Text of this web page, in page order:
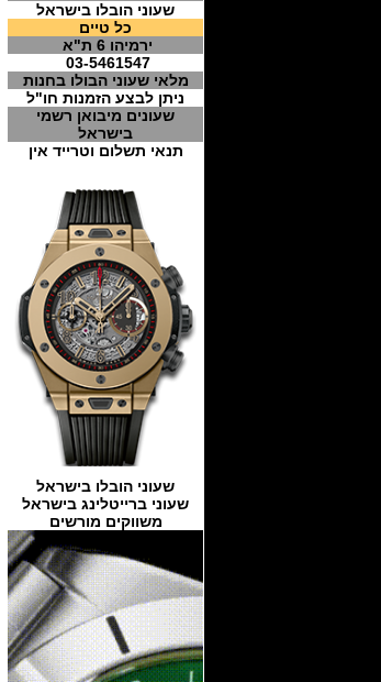
שעוני הובלו בישראל
כל טיים
ירמיהו 6 ת"א
03-5461547
מלאי שעוני הבולו בחנות
ניתן לבצע הזמנות חו"ל
שעונים מיבואן רשמי
בישראל
תנאי תשלום וטרייד אין
שעוני הובלו בישראל
שעוני ברייטלינג בישראל
משווקים מורשים